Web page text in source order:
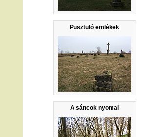
Pusztuló emlékek
A sáncok nyomai